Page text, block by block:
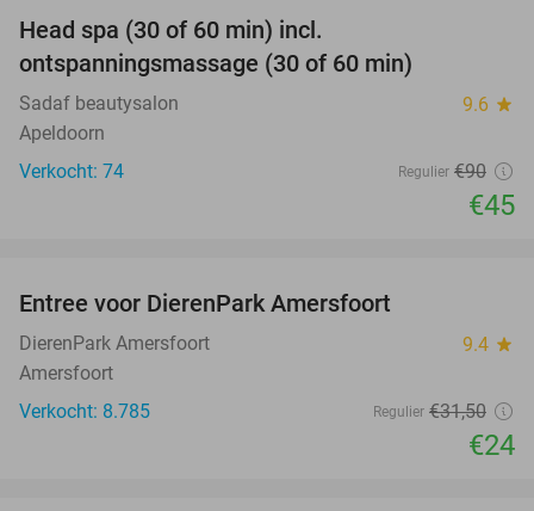
Head spa (30 of 60 min) incl.
ontspanningsmassage (30 of 60 min)
Sadaf beautysalon 9.6 star
Apeldoorn
Verkocht: 74
Regulier €90
€45
Entree voor DierenPark Amersfoort
DierenPark Amersfoort 9.4 star
Amersfoort
Verkocht: 8.785
Regulier €31,50
€24